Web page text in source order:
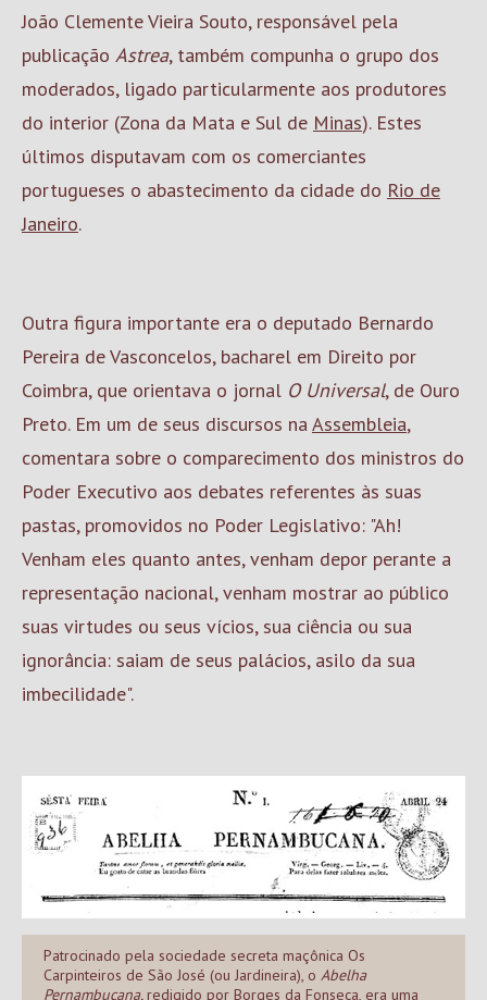
João Clemente Vieira Souto, responsável pela
publicação Astrea, também compunha o grupo dos
moderados, ligado particularmente aos produtores
do interior (Zona da Mata e Sul de Minas). Estes
últimos disputavam com os comerciantes
portugueses o abastecimento da cidade do Rio de
Janeiro.
Outra figura importante era o deputado Bernardo
Pereira de Vasconcelos, bacharel em Direito por
Coimbra, que orientava o jornal O Universal, de Ouro
Preto. Em um de seus discursos na Assembleia,
comentara sobre o comparecimento dos ministros do
Poder Executivo aos debates referentes às suas
pastas, promovidos no Poder Legislativo: "Ah!
Venham eles quanto antes, venham depor perante a
representação nacional, venham mostrar ao público
suas virtudes ou seus vícios, sua ciência ou sua
ignorância: saiam de seus palácios, asilo da sua
imbecilidade".
Patrocinado pela sociedade secreta maçônica Os
Carpinteiros de São José (ou Jardineira), o Abelha
Pernambucana,redigido por Borges da Fonseca, era uma